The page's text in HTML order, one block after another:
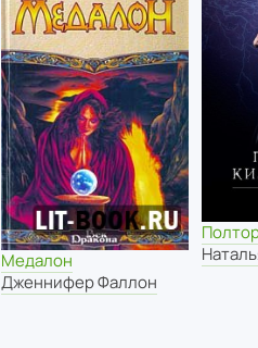
Медалон
Дженнифер Фаллон